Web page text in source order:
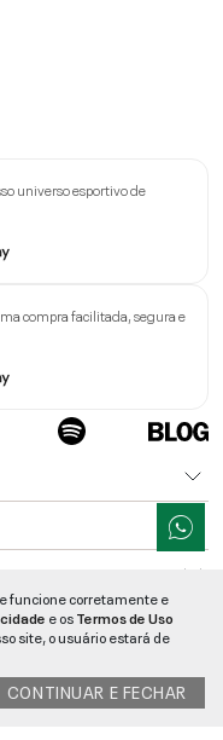
universo esportivo de
compra facilitada, segura e
-RUA MANOEL FRANCISCO
funcione corretamente e
e osTermos de Uso
site, o usuário estará de
CONTINUAR E FECHAR